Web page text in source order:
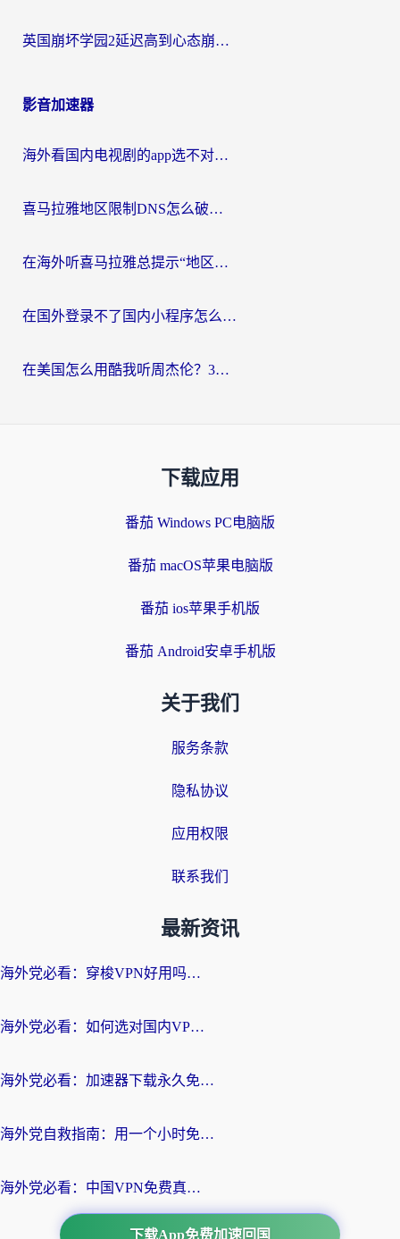
英国崩坏学园2延迟高到心态崩？海外党国服游戏加速终极指南
影音加速器
海外看国内电视剧的app选不对？这份回国加速器避坑指南帮你流畅追剧
喜马拉雅地区限制DNS怎么破？海外党听国内音乐听书的终极解决方案
在海外听喜马拉雅总提示“地区限制”？3步轻松解除+听国内音乐全攻略
在国外登录不了国内小程序怎么办？选对回国加速器，轻松解锁国内资源
在美国怎么用酷我听周杰伦？3步搞定海外听歌难题
下载应用
番茄 Windows PC电脑版
番茄 macOS苹果电脑版
番茄 ios苹果手机版
番茄 Android安卓手机版
关于我们
服务条款
隐私协议
应用权限
联系我们
最新资讯
海外党必看：穿梭VPN好用吗？和云帆VPN对比哪个回国效果更好？附真实测评+避坑指南
海外党必看：如何选对国内VPN，实现无缝访问国内资源？
海外党必看：加速器下载永久免费版真的存在吗？教你无缝访问国内资源的正确姿势
海外党自救指南：用一个小时免费加速器，轻松打破国内资源访问壁垒？
海外党必看：中国VPN免费真的靠谱吗？手把手教你选对回国加速器
下载App免费加速回国